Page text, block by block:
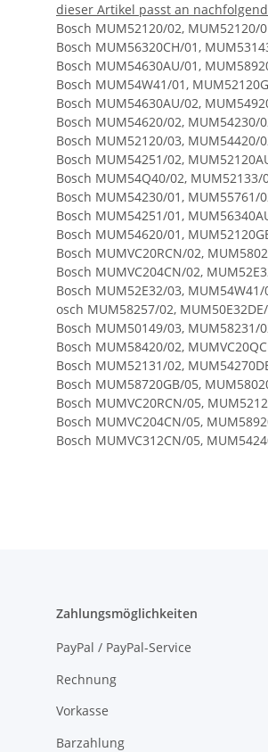
dieser Artikel passt an
Bosch MUM52120/02, MUM52120/
Bosch MUM56320CH/01,
Bosch MUM54630AU/01,
Bosch MUM54W41/01,
Bosch MUM54630AU/02,
Bosch MUM54620/02, MUM54230/
Bosch MUM52120/03, MUM54420/
Bosch MUM54251/02,
Bosch MUM54Q40/02,
Bosch MUM54230/01, MUM55761/
Bosch MUM54251/01,
Bosch MUM54620/01,
Bosch MUMVC20RCN/02,
Bosch MUMVC204CN/02,
Bosch MUM52E32/03,
osch MUM58257/02,
Bosch MUM50149/03, MUM58231/
Bosch MUM58420/02,
Bosch MUM52131/02,
Bosch MUM58720GB/05,
Bosch MUMVC20RCN/05,
Bosch MUMVC204CN/05,
Bosch MUMVC312CN/05,
Zahlungsmöglichkeiten
PayPal / PayPal-Service
Rechnung
Vorkasse
Barzahlung